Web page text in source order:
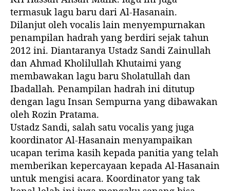
termasuk lagu baru dari Al-Hasanain.
Dilanjut oleh vocalis lain menyempurnakan
penampilan hadrah yang berdiri sejak tahun
2012 ini. Diantaranya Ustadz Sandi Zainullah
dan Ahmad Kholilullah Khutaimi yang
membawakan lagu baru Sholatullah dan
Ibadallah. Penampilan hadrah ini ditutup
dengan lagu Insan Sempurna yang dibawakan
oleh Rozin Pratama.
Ustadz Sandi, salah satu vocalis yang juga
koordinator Al-Hasanain menyampaikan
ucapan terima kasih kepada panitia yang telah
memberikan kepercayaan kepada Al-Hasanain
untuk mengisi acara. Koordinator yang tak